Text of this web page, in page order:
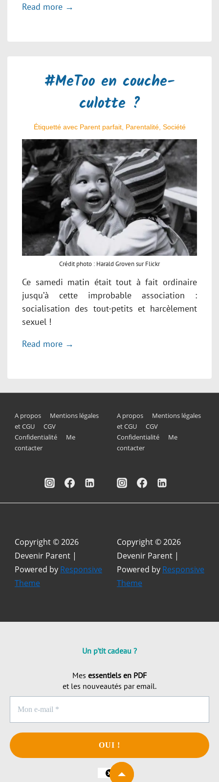
Read more →
#MeToo en couche-
culotte ?
Étiquetté avec Parent parfait, Parentalité, Société
Crédit photo : Harald Groven sur Flickr
Ce samedi matin était tout à fait ordinaire
jusqu’à cette improbable association :
socialisation des tout-petits et harcèlement
sexuel !
Read more →
Menu
du
page
A propos
Mentions légales
et CGU
CGV
Confidentialité
Me
contacter
Menu
du
de
page
A propos
Mentions légales
et CGU
CGV
Confidentialité
Me
contacter
Copyright © 2026
Devenir Parent |
Powered by Responsive
Theme
Copyright © 2026
Devenir Parent |
Powered by Responsive
Theme
Un p'tit cadeau ?
Mes essentiels en PDF
et les nouveautés par email.